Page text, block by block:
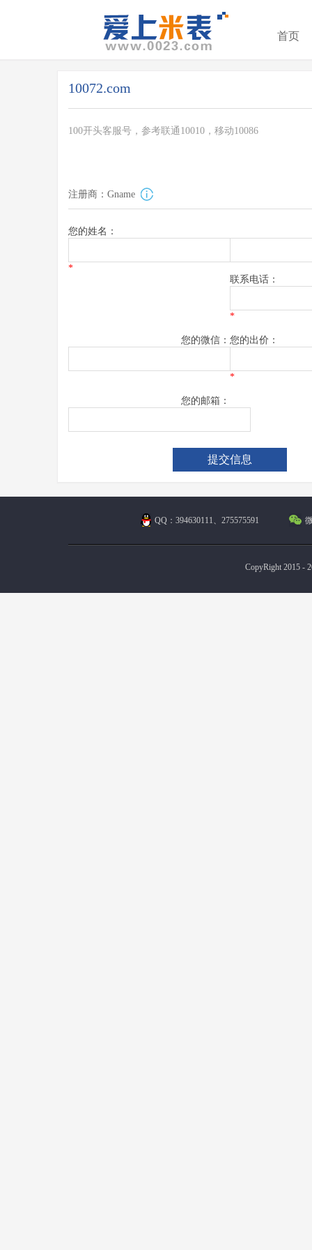
首页
10072.com
100开头客服号，参考联通10010，移动10086
注册商：Gname
您的姓名：
*
联系电话：
*
您的微信： 您的出价：
*
您的邮箱：
QQ：394630111、275575591
CopyRight 2015 -